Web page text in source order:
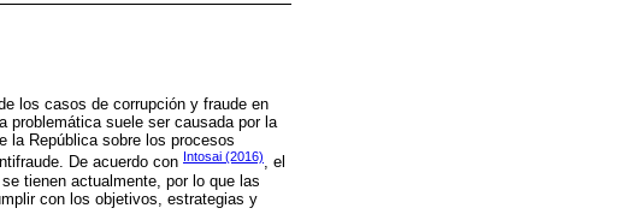
los casos de corrupción y fraude en
problemática suele ser causada por la
la República sobre los procesos
De acuerdo con Intosai (2016), el
tienen actualmente, por lo que las
con los objetivos, estrategias y